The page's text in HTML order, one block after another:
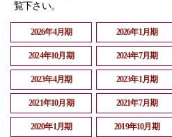
覧下さい。
2026年4月期 2026年1月期
2024年10月期 2024年7月期
2023年4月期 2023年1月期
2021年10月期 2021年7月期
2020年1月期 2019年10月期